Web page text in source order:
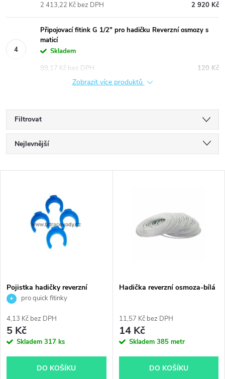
2 920 Kč
2 413,22 Kč bez DPH
Připojovací fitink G 1/2" pro hadičku Reverzní osmozy s
maticí
Skladem
120 Kč
99,17 Kč bez DPH
Zobrazit více produktů
Filtrovat
Ř
a
p
r
o
Nejlevnější
Abecedně
s
p
r
o
Pojistka hadičky reverzní
osmoza modrá 1 ks
pro quick fitinky
4,13 Kč bez DPH
5 Kč
Skladem 317 ks
DO KOŠÍKU
Hadička reverzní osmoza-bílá
11,57 Kč bez DPH
14 Kč
Skladem 385 metr
DO KOŠÍKU